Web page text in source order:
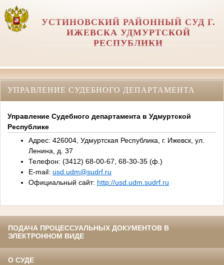
УСТИНОВСКИЙ РАЙОННЫЙ СУД Г.
ИЖЕВСКА УДМУРТСКОЙ
РЕСПУБЛИКИ
УПРАВЛЕНИЕ СУДЕБНОГО ДЕПАРТАМЕНТА
Управление Судебного департамента в Удмуртской
Республике
Адрес: 426004, Удмуртская Республика, г. Ижевск, ул.
Ленина, д. 37
Телефон: (3412) 68-00-67, 68-30-35 (ф.)
E-mail: usd.udm@sudrf.ru
Официальный сайт: http://usd.udm.sudrf.ru
ПОДАЧА ПРОЦЕССУАЛЬНЫХ ДОКУМЕНТОВ В
ЭЛЕКТРОННОМ ВИДЕ
О СУДЕ